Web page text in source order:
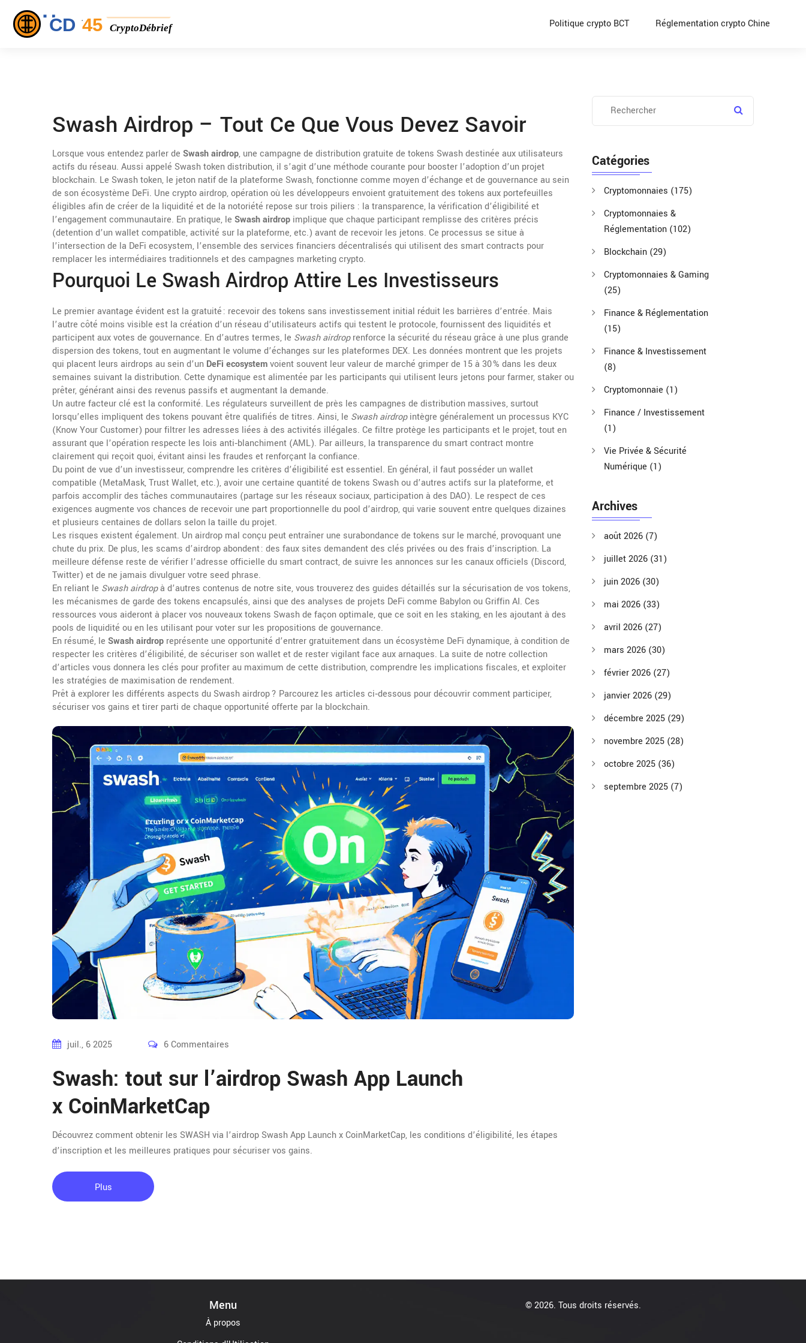
Politique crypto BCT Réglementation crypto Chine
Swash Airdrop – Tout Ce Que Vous Devez Savoir
Lorsque vous entendez parler de Swash airdrop, une campagne de distribution gratuite de tokens Swash destinée aux utilisateurs
actifs du réseau. Aussi appelé Swash token distribution, il s’agit d’une méthode courante pour booster l’adoption d’un projet
blockchain. Le Swash token, le jeton natif de la plateforme Swash, fonctionne comme moyen d’échange et de gouvernance au sein
de son écosystème DeFi. Une crypto airdrop,opération où les développeurs envoient gratuitement des tokens aux portefeuilles
éligibles afin de créer de la liquidité et de la notoriété repose sur trois piliers : la transparence, la vérification d’éligibilité et
l’engagement communautaire. En pratique, le Swash airdrop implique que chaque participant remplisse des critères précis
(detention d’un wallet compatible, activité sur la plateforme, etc.) avant de recevoir les jetons. Ce processus se situe à
l’intersection de la DeFi ecosystem, l’ensemble des services financiers décentralisés qui utilisent des smart contracts pour
remplacer les intermédiaires traditionnels et des campagnes marketing crypto.
Pourquoi Le Swash Airdrop Attire Les Investisseurs
Le premier avantage évident est la gratuité : recevoir des tokens sans investissement initial réduit les barrières d’entrée. Mais
l’autre côté moins visible est la création d’un réseau d’utilisateurs actifs qui testent le protocole, fournissent des liquidités et
participent aux votes de gouvernance. En d’autres termes, le Swash airdroprenforce la sécurité du réseau grâce à une plus grande
dispersion des tokens, tout en augmentant le volume d’échanges sur les plateformes DEX. Les données montrent que les projets
qui placent leurs airdrops au sein d’un DeFi ecosystemvoient souvent leur valeur de marché grimper de 15 à 30 % dans les deux
semaines suivant la distribution. Cette dynamique est alimentée par les participants qui utilisent leurs jetons pour farmer, staker ou
prêter, générant ainsi des revenus passifs et augmentant la demande.
Un autre facteur clé est la conformité. Les régulateurs surveillent de près les campagnes de distribution massives, surtout
lorsqu’elles impliquent des tokens pouvant être qualifiés de titres. Ainsi, le Swash airdropintègre généralement un processus KYC
(Know Your Customer) pour filtrer les adresses liées à des activités illégales. Ce filtre protège les participants et le projet, tout en
assurant que l’opération respecte les lois anti‑blanchiment (AML). Par ailleurs, la transparence du smart contract montre
clairement qui reçoit quoi, évitant ainsi les fraudes et renforçant la confiance.
Du point de vue d’un investisseur, comprendre les critères d’éligibilité est essentiel. En général, il faut posséder un wallet
compatible (MetaMask, Trust Wallet, etc.), avoir une certaine quantité de tokens Swash ou d’autres actifs sur la plateforme, et
parfois accomplir des tâches communautaires (partage sur les réseaux sociaux, participation à des DAO). Le respect de ces
exigences augmente vos chances de recevoir une part proportionnelle du pool d’airdrop, qui varie souvent entre quelques dizaines
et plusieurs centaines de dollars selon la taille du projet.
Les risques existent également. Un airdrop mal conçu peut entraîner une surabondance de tokens sur le marché, provoquant une
chute du prix. De plus, les scams d’airdrop abondent : des faux sites demandent des clés privées ou des frais d’inscription. La
meilleure défense reste de vérifier l’adresse officielle du smart contract, de suivre les annonces sur les canaux officiels (Discord,
Twitter) et de ne jamais divulguer votre seed phrase.
En reliant le Swash airdropà d’autres contenus de notre site, vous trouverez des guides détaillés sur la sécurisation de vos tokens,
les mécanismes de garde des tokens encapsulés, ainsi que des analyses de projets DeFi comme Babylon ou Griffin AI. Ces
ressources vous aideront à placer vos nouveaux tokens Swash de façon optimale, que ce soit en les staking, en les ajoutant à des
pools de liquidité ou en les utilisant pour voter sur les propositions de gouvernance.
En résumé, le Swash airdrop représente une opportunité d’entrer gratuitement dans un écosystème DeFi dynamique, à condition de
respecter les critères d’éligibilité, de sécuriser son wallet et de rester vigilant face aux arnaques. La suite de notre collection
d’articles vous donnera les clés pour profiter au maximum de cette distribution, comprendre les implications fiscales, et exploiter
les stratégies de maximisation de rendement.
Prêt à explorer les différents aspects du Swash airdrop ? Parcourez les articles ci‑dessous pour découvrir comment participer,
sécuriser vos gains et tirer parti de chaque opportunité offerte par la blockchain.
juil., 6 2025 6 Commentaires
Swash: tout sur l’airdrop Swash App Launch
x CoinMarketCap
Découvrez comment obtenir les SWASH via l’airdrop Swash App Launch x CoinMarketCap, les conditions d’éligibilité, les étapes
d’inscription et les meilleures pratiques pour sécuriser vos gains.
Plus
Catégories
Cryptomonnaies (175)
Cryptomonnaies &
Réglementation (102)
Blockchain (29)
Cryptomonnaies & Gaming
(25)
Finance & Réglementation
(15)
Finance & Investissement
(8)
Cryptomonnaie (1)
Finance / Investissement
(1)
Vie Privée & Sécurité
Numérique (1)
Archives
août 2026 (7)
juillet 2026 (31)
juin 2026 (30)
mai 2026 (33)
avril 2026 (27)
mars 2026 (30)
février 2026 (27)
janvier 2026 (29)
décembre 2025 (29)
novembre 2025 (28)
octobre 2025 (36)
septembre 2025 (7)
Menu
À propos
© 2026. Tous droits réservés.